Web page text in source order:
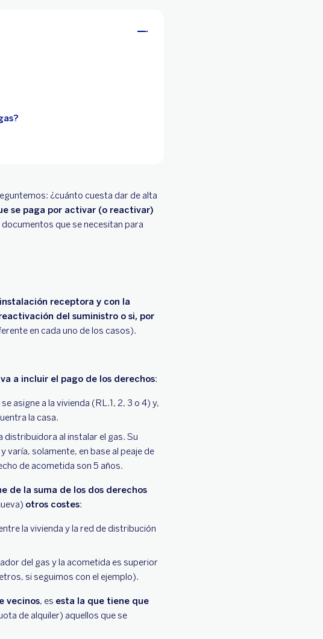
¿cuánto cuesta dar de alta
se paga por activar (o reactivar)
que se necesitan para
receptora y con la
del suministro o si, por
en cada uno de los casos).
a incluir el pago de los derechos:
asigne a la vivienda (RL.1, 2, 3 o 4) y,
la casa.
distribuidora al instalar el gas. Su
varía, solamente, en base al peaje de
de acometida son 5 años.
de la suma de los dos derechos
otros costes:
la vivienda y la red de distribución
del gas y la acometida es superior
si seguimos con el ejemplo).
vecinos, es esta la que tiene que
de alquiler) aquellos que se